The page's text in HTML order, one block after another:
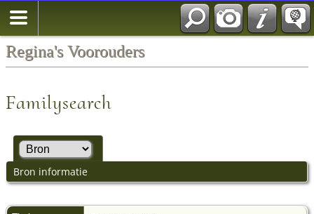
Regina's Voorouders
Familysearch
Bron informatie